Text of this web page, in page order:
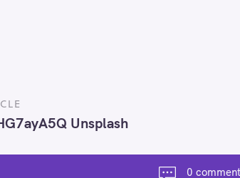
Unsplash
0